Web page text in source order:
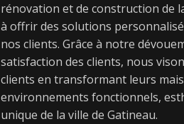
rénovation et de construction de
à offrir des solutions
nos clients. Grâce à notre
satisfaction des clients, nous
clients en transformant leurs
environnements fonctionnels,
unique de la ville de Gatineau.